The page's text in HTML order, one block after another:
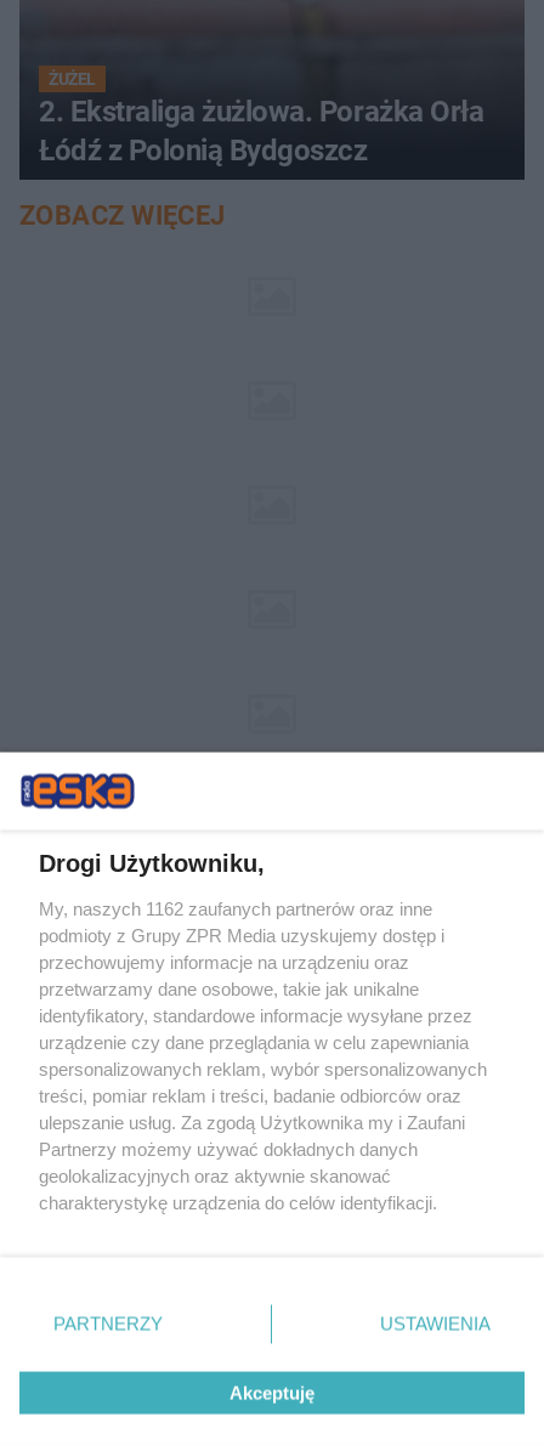
ŻUŻEL
2. Ekstraliga żużlowa. Porażka Orła
Łódź z Polonią Bydgoszcz
ZOBACZ WIĘCEJ
Żaden utwór zamieszczony w serwisie nie może być powielany i
rozpowszechniany lub dalej rozpowszechniany w jakikolwiek sposób (w
tym także elektroniczny lub mechaniczny) na jakimkolwiek polu
eksploatacji w jakiejkolwiek formie, włącznie z umieszczaniem w
Internecie bez pisemnej zgody właściciela praw. Jakiekolwiek użycie lub
wykorzystanie utworów w całości lub w części z naruszeniem prawa,
tzn. bez właściwej zgody, jest zabronione pod groźbą kary i może być
ścigane prawnie.
© 2026 Grupa ZPR Media
Drogi Użytkowniku,
My, naszych 1162 zaufanych partnerów oraz inne
podmioty z Grupy ZPR Media uzyskujemy dostęp i
przechowujemy informacje na urządzeniu oraz
przetwarzamy dane osobowe, takie jak unikalne
identyfikatory, standardowe informacje wysyłane przez
urządzenie czy dane przeglądania w celu zapewniania
spersonalizowanych reklam, wybór spersonalizowanych
treści, pomiar reklam i treści, badanie odbiorców oraz
ulepszanie usług. Za zgodą Użytkownika my i Zaufani
Partnerzy możemy używać dokładnych danych
geolokalizacyjnych oraz aktywnie skanować
charakterystykę urządzenia do celów identyfikacji.
zmienić/wycofać klikając przycisk ustawień prywatności
znajdujący się w lewym dolnym rogu strony
rodzaje przetwarzania danych nie wymagają zgody
użytkownika, ale masz prawo sprzeciwić się takiemu
przetwarzaniu. Preferencje będą miały zastosowanie tylko
PARTNERZY USTAWIENIA
Akceptuję